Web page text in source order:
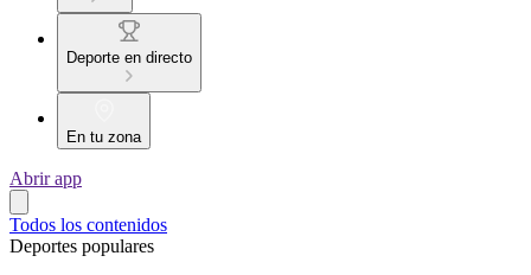
Deporte en directo
En tu zona
Abrir app
Todos los contenidos
Deportes populares